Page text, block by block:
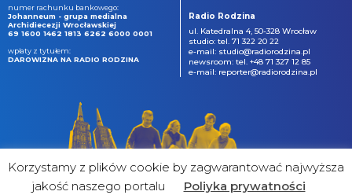
numer rachunku bankowego:
Johanneum - grupa medialna
Archidiecezji Wrocławskiej
69 1600 1462 1813 6262 6000 0001
wpłaty z tytułem:
DAROWIZNA NA RADIO RODZINA
Radio Rodzina
ul. Katedralna 4, 50-328 Wrocław
studio: tel. 71 322 20 22
e-mail: studio@radiorodzina.pl
newsroom: tel. +48 71 327 12 85
e-mail: reporter@radiorodzina.pl
Korzystamy z plików cookie by zagwarantować najwyższa
jakość naszego portalu
Poliyka prywatności